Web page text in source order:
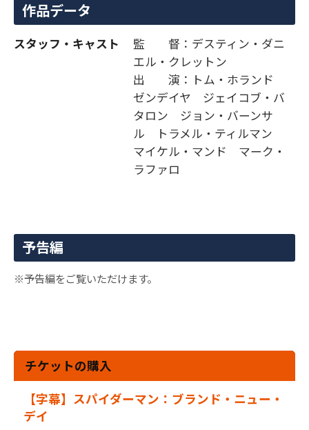
作品データ
スタッフ・キャスト
監 督：デスティン・ダニ
エル・クレットン
出 演：トム・ホランド
ゼンデイヤ ジェイコブ・バ
タロン ジョン・バーンサ
ル トラメル・ティルマン
マイケル・マンド マーク・
ラファロ
予告編
※予告編をご覧いただけます。
チケットの購入
【字幕】スパイダーマン：ブランド・ニュー・
デイ